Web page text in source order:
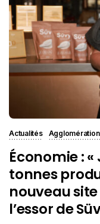
Actualités
Économie : «
tonnes
nouveau
l’essor de